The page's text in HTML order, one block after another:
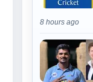
8 hours ago